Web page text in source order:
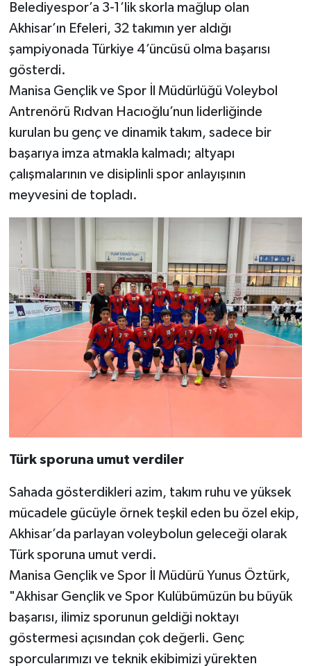
Belediyespor’a 3-1’lik skorla mağlup olan
Akhisar’ın Efeleri, 32 takımın yer aldığı
şampiyonada Türkiye 4’üncüsü olma başarısı
gösterdi.
Manisa Gençlik ve Spor İl Müdürlüğü Voleybol
Antrenörü Rıdvan Hacıoğlu’nun liderliğinde
kurulan bu genç ve dinamik takım, sadece bir
başarıya imza atmakla kalmadı; altyapı
çalışmalarının ve disiplinli spor anlayışının
meyvesini de topladı.
Türk sporuna umut verdiler
Sahada gösterdikleri azim, takım ruhu ve yüksek
mücadele gücüyle örnek teşkil eden bu özel ekip,
Akhisar’da parlayan voleybolun geleceği olarak
Türk sporuna umut verdi.
Manisa Gençlik ve Spor İl Müdürü Yunus Öztürk,
"Akhisar Gençlik ve Spor Kulübümüzün bu büyük
başarısı, ilimiz sporunun geldiği noktayı
göstermesi açısından çok değerli. Genç
sporcularımızı ve teknik ekibimizi yürekten